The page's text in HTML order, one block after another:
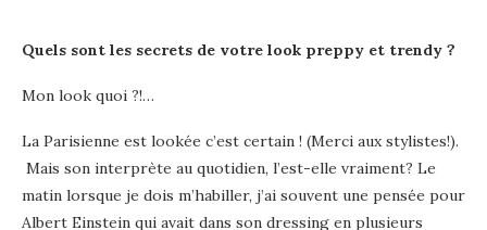
Quels sont les secrets de votre look preppy et trendy ?
Mon look quoi ?!…
La Parisienne est lookée c’est certain ! (Merci aux stylistes!).
Mais son interprète au quotidien, l’est-elle vraiment? Le
matin lorsque je dois m’habiller, j’ai souvent une pensée pour
Albert Einstein qui avait dans son dressing en plusieurs